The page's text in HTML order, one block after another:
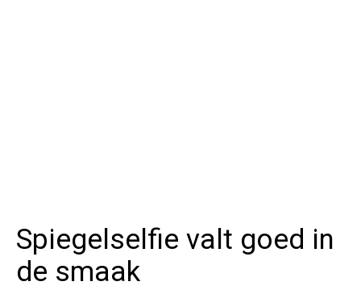
Spiegelselfie valt goed in
de smaak